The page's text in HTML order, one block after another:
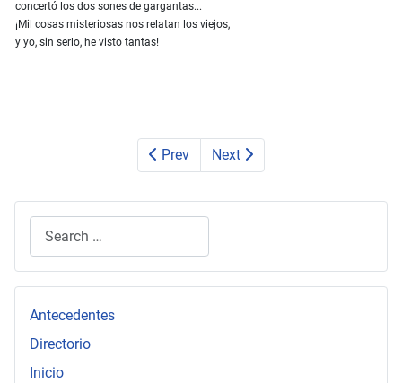
concertó los dos sones de gargantas...
¡Mil cosas misteriosas nos relatan los viejos,
y yo, sin serlo, he visto tantas!
Prev Next
Antecedentes
Directorio
Inicio